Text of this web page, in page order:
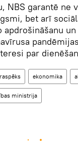
NBS garantē ne
bet arī
par
ekonomika
ministrija